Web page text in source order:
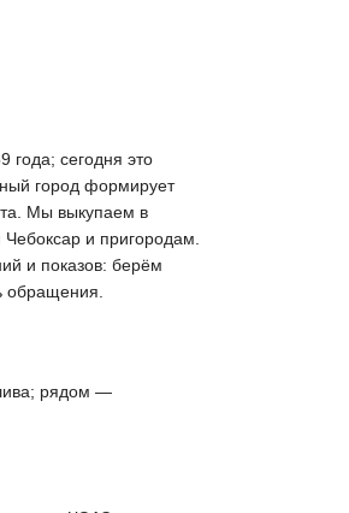
года; сегодня это
город формирует
Мы выкупаем в
и пригородам.
и показов: берём
обращения.
рядом —